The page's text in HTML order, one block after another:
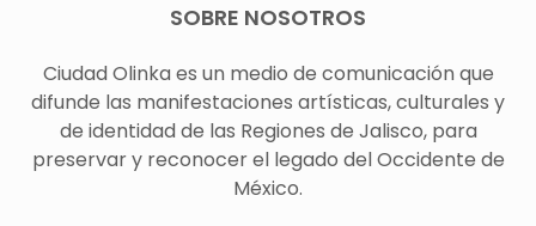
SOBRE NOSOTROS
Ciudad Olinka es un medio de comunicación que
difunde las manifestaciones artísticas, culturales y
de identidad de las Regiones de Jalisco, para
preservar y reconocer el legado del Occidente de
México.